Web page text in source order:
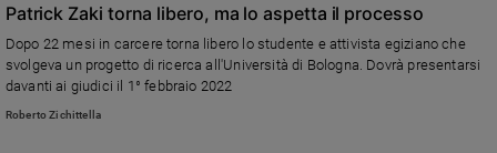
Patrick Zaki torna libero, ma lo aspetta il processo
Dopo 22 mesi in carcere torna libero lo studente e attivista egiziano che
svolgeva un progetto di ricerca all'Università di Bologna. Dovrà presentarsi
davanti ai giudici il 1° febbraio 2022
Roberto Zichittella